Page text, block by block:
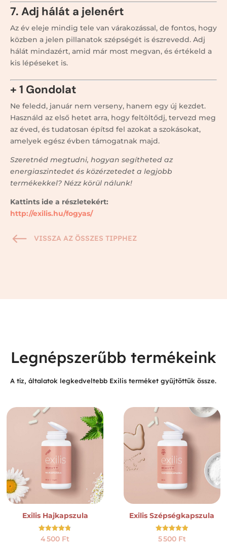
7. Adj hálát a jelenért
Az év eleje mindig tele van várakozással, de fontos, hogy
közben a jelen pillanatok szépségét is észrevedd. Adj
hálát mindazért, amid már most megvan, és értékeld a
kis lépéseket is.
+ 1 Gondolat
Ne feledd, január nem verseny, hanem egy új kezdet.
Használd az első hetet arra, hogy feltöltődj, tervezd meg
az éved, és tudatosan építsd fel azokat a szokásokat,
amelyek egész évben támogatnak majd.
Szeretnéd megtudni, hogyan segítheted az
energiaszintedet és közérzetedet a legjobb
termékekkel? Nézz körül nálunk!
Kattints ide a részletekért:
http://exilis.hu/fogyas/
# VISSZA AZ ÖSSZES TIPPHEZ
Legnépszerűbb termékeink
A tíz, általatok legkedveltebb Exilis terméket gyűjtöttük össze.
Exilis Hajkapszula
Értékelés:
4.78
4 500 Ft
Exilis Szépségkapszula
Értékelés:
4.92
5 500 Ft